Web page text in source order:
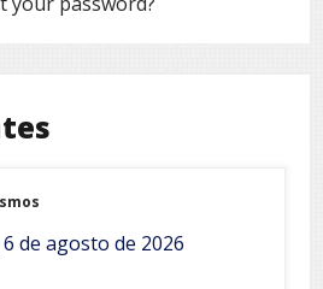
6 de agosto de 2026